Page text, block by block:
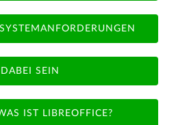
SYSTEMANFORDERUNGEN
DABEI SEIN
IST LIBREOFFICE?